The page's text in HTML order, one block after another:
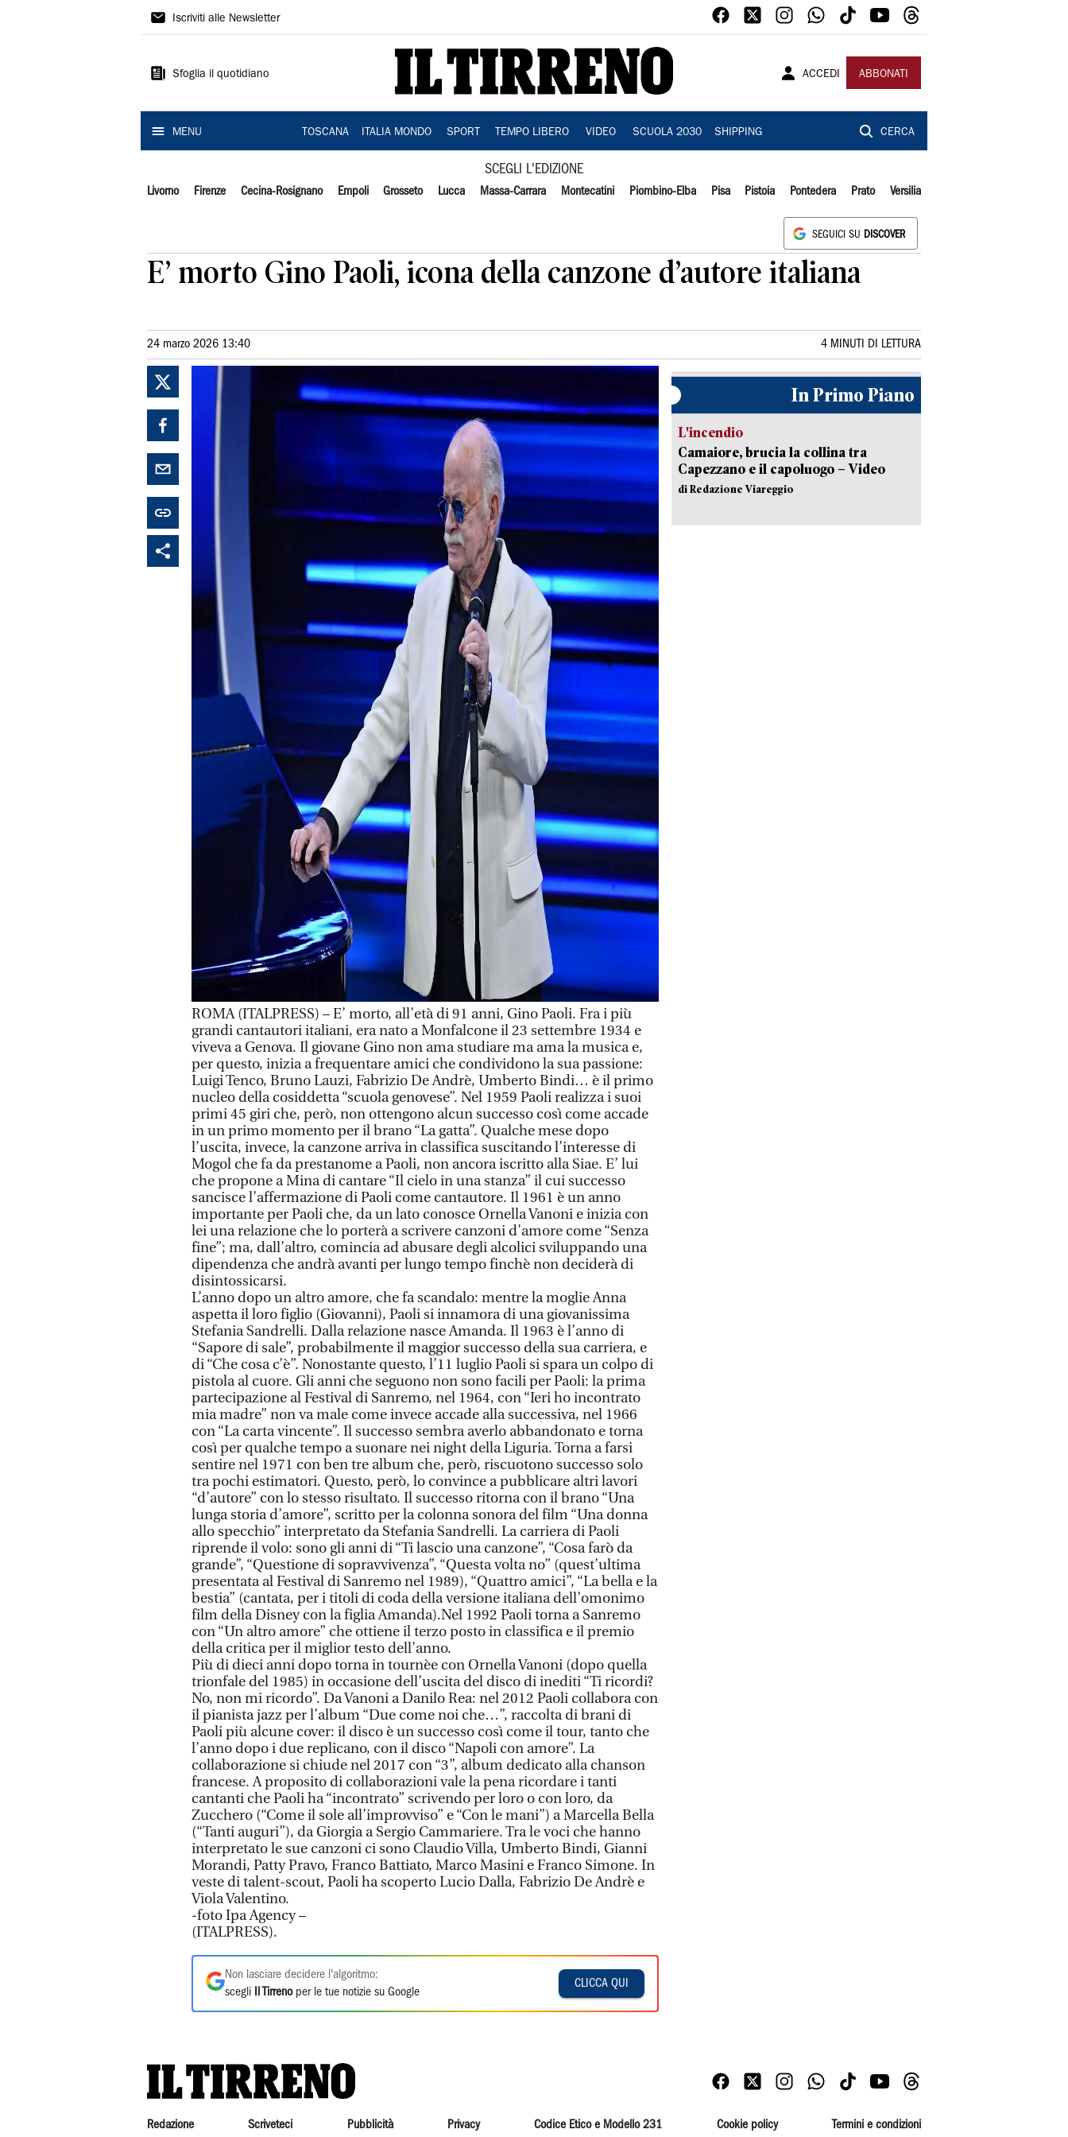
Il
Iscriviti alle Newsletter
Sfoglia il quotidiano ACCEDI ABBONATI
MENU TOSCANA ITALIA MONDO SPORT TEMPO LIBERO VIDEO SCUOLA 2030 SHIPPING CERCA
SCEGLI L'EDIZIONE
Livorno Firenze Cecina-Rosignano Empoli Grosseto Lucca Massa-Carrara Montecatini Piombino-Elba Pisa Pistoia Pontedera Prato Versilia
SEGUICI SU DISCOVER
E’ morto Gino Paoli, icona della canzone d’autore italiana
24 marzo 2026 13:40 4 MINUTI DI LETTURA
ROMA (ITALPRESS) – E’ morto, all’età di 91 anni, Gino Paoli. Fra i più
grandi cantautori italiani, era nato a Monfalcone il 23 settembre 1934 e
viveva a Genova. Il giovane Gino non ama studiare ma ama la musica e,
per questo, inizia a frequentare amici che condividono la sua passione:
Luigi Tenco, Bruno Lauzi, Fabrizio De Andrè, Umberto Bindi… è il primo
nucleo della cosiddetta “scuola genovese”. Nel 1959 Paoli realizza i suoi
primi 45 giri che, però, non ottengono alcun successo così come accade
in un primo momento per il brano “La gatta”. Qualche mese dopo
l’uscita, invece, la canzone arriva in classifica suscitando l’interesse di
Mogol che fa da prestanome a Paoli, non ancora iscritto alla Siae. E’ lui
che propone a Mina di cantare “Il cielo in una stanza” il cui successo
sancisce l’affermazione di Paoli come cantautore. Il 1961 è un anno
importante per Paoli che, da un lato conosce Ornella Vanoni e inizia con
lei una relazione che lo porterà a scrivere canzoni d’amore come “Senza
fine”; ma, dall’altro, comincia ad abusare degli alcolici sviluppando una
dipendenza che andrà avanti per lungo tempo finchè non deciderà di
disintossicarsi.
L’anno dopo un altro amore, che fa scandalo: mentre la moglie Anna
aspetta il loro figlio (Giovanni), Paoli si innamora di una giovanissima
Stefania Sandrelli. Dalla relazione nasce Amanda. Il 1963 è l’anno di
“Sapore di sale”, probabilmente il maggior successo della sua carriera, e
di “Che cosa c’è”. Nonostante questo, l’11 luglio Paoli si spara un colpo di
pistola al cuore. Gli anni che seguono non sono facili per Paoli: la prima
partecipazione al Festival di Sanremo, nel 1964, con “Ieri ho incontrato
mia madre” non va male come invece accade alla successiva, nel 1966
con “La carta vincente”. Il successo sembra averlo abbandonato e torna
così per qualche tempo a suonare nei night della Liguria. Torna a farsi
sentire nel 1971 con ben tre album che, però, riscuotono successo solo
tra pochi estimatori. Questo, però, lo convince a pubblicare altri lavori
“d’autore” con lo stesso risultato. Il successo ritorna con il brano “Una
lunga storia d’amore”, scritto per la colonna sonora del film “Una donna
allo specchio” interpretato da Stefania Sandrelli. La carriera di Paoli
riprende il volo: sono gli anni di “Ti lascio una canzone”, “Cosa farò da
grande”, “Questione di sopravvivenza”, “Questa volta no” (quest’ultima
presentata al Festival di Sanremo nel 1989), “Quattro amici”, “La bella e la
bestia” (cantata, per i titoli di coda della versione italiana dell’omonimo
film della Disney con la figlia Amanda).Nel 1992 Paoli torna a Sanremo
con “Un altro amore” che ottiene il terzo posto in classifica e il premio
della critica per il miglior testo dell’anno.
Più di dieci anni dopo torna in tournèe con Ornella Vanoni (dopo quella
trionfale del 1985) in occasione dell’uscita del disco di inediti “Ti ricordi?
No, non mi ricordo”. Da Vanoni a Danilo Rea: nel 2012 Paoli collabora con
il pianista jazz per l’album “Due come noi che…”, raccolta di brani di
Paoli più alcune cover: il disco è un successo così come il tour, tanto che
l’anno dopo i due replicano, con il disco “Napoli con amore”. La
collaborazione si chiude nel 2017 con “3”, album dedicato alla chanson
francese. A proposito di collaborazioni vale la pena ricordare i tanti
cantanti che Paoli ha “incontrato” scrivendo per loro o con loro, da
Zucchero (“Come il sole all’improvviso” e “Con le mani”) a Marcella Bella
(“Tanti auguri”), da Giorgia a Sergio Cammariere. Tra le voci che hanno
interpretato le sue canzoni ci sono Claudio Villa, Umberto Bindi, Gianni
Morandi, Patty Pravo, Franco Battiato, Marco Masini e Franco Simone. In
veste di talent-scout, Paoli ha scoperto Lucio Dalla, Fabrizio De Andrè e
Viola Valentino.
-foto Ipa Agency –
(ITALPRESS).
Non lasciare decidere l'algoritmo:
scegli
Il Tirrenoper le tue notizie su Google
CLICCA QUI
In Primo Piano
L'incendio
Camaiore, brucia la collina tra
Capezzano e il capoluogo – Video
di Redazione Viareggio
Redazione Scriveteci Pubblicità Privacy Codice Etico e Modello 231 Cookie policy Termini e condizioni